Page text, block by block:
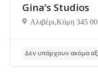
Gina’s Studios
Αλιβέρι,Κύμη 345 00